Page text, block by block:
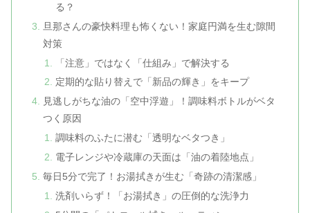
る？
旦那さんの豪快料理も怖くない！家庭円満を生む隙間
対策
「注意」ではなく「仕組み」で解決する
定期的な貼り替えで「新品の輝き」をキープ
見逃しがちな油の「空中浮遊」！調味料ボトルがベタ
つく原因
調味料のふたに潜む「透明なベタつき」
電子レンジや冷蔵庫の天面は「油の着陸地点」
毎日5分で完了！お湯拭きが生む「奇跡の清潔感」
洗剤いらず！「お湯拭き」の圧倒的な洗浄力